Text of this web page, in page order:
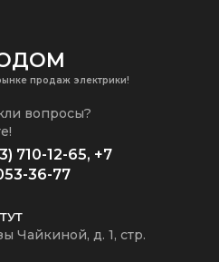
продаж электрики!
вопросы?
710-12-65, +7
36-77
Чайкиной, д. 1, стр.